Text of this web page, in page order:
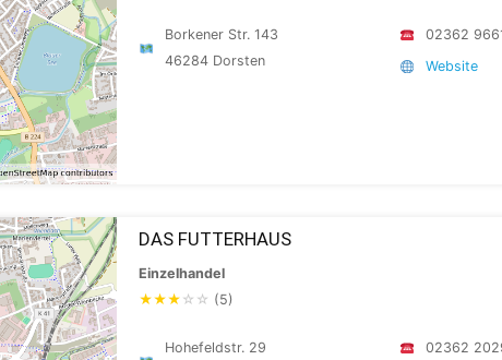
Borkener Str. 143
46284 Dorsten
02362
Website
DAS FUTTERHAUS
Einzelhandel
★★★ ☆ ☆ (5)
Hohefeldstr. 29
02362